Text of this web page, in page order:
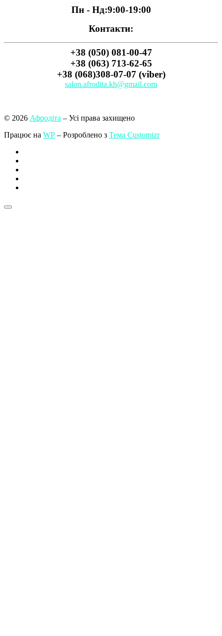
Пн - Нд:9:00-19:00
Контакти:
+38 (050) 081-00-47
+38 (063) 713-62-65
+38 (068)308-07-07 (viber)
salon.afrodita.kh@gmail.com
© 2026 Афродіта – Усі права захищено
Працює на WP – Розроблено з Тема Customizr